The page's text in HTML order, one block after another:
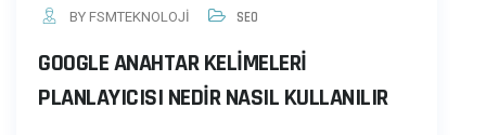
BY FSMTEKNOLOJI SEO
GOOGLE ANAHTAR KELIMELERI
PLANLAYICISI NEDIR NASIL KULLANILIR